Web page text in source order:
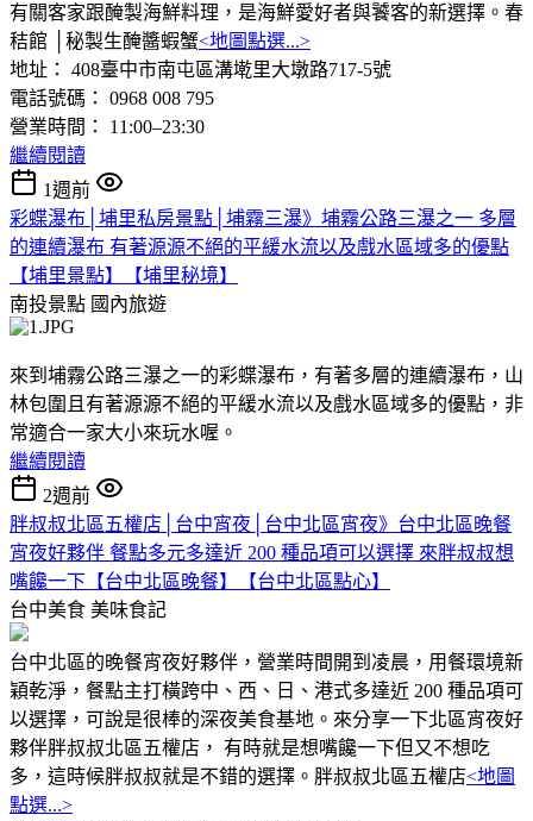
有關客家跟醃製海鮮料理，是海鮮愛好者與饕客的新選擇。春
秸館 │秘製生醃醬蝦蟹<地圖點選...>
地址： 408臺中市南屯區溝墘里大墩路717-5號
電話號碼： 0968 008 795
營業時間： 11:00–23:30
繼續閱讀
1週前
彩蝶瀑布│埔里私房景點│埔霧三瀑》埔霧公路三瀑之一 多層
的連續瀑布 有著源源不絕的平緩水流以及戲水區域多的優點
【埔里景點】【埔里秘境】
南投景點 國內旅遊
來到埔霧公路三瀑之一的彩蝶瀑布，有著多層的連續瀑布，山
林包圍且有著源源不絕的平緩水流以及戲水區域多的優點，非
常適合一家大小來玩水喔。
繼續閱讀
2週前
胖叔叔北區五權店│台中宵夜│台中北區宵夜》台中北區晚餐
宵夜好夥伴 餐點多元多達近 200 種品項可以選擇 來胖叔叔想
嘴饞一下【台中北區晚餐】【台中北區點心】
台中美食 美味食記
台中北區的晚餐宵夜好夥伴，營業時間開到凌晨，用餐環境新
穎乾淨，餐點主打橫跨中、西、日、港式多達近 200 種品項可
以選擇，可說是很棒的深夜美食基地。來分享一下北區宵夜好
夥伴胖叔叔北區五權店， 有時就是想嘴饞一下但又不想吃
多，這時候胖叔叔就是不錯的選擇。胖叔叔北區五權店<地圖
點選...>